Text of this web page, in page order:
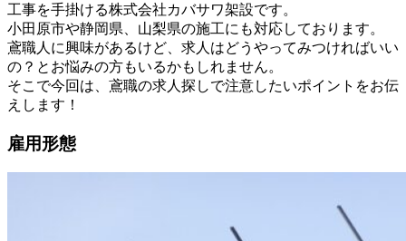
工事を手掛ける株式会社カバサワ架設です。
小田原市や静岡県、山梨県の施工にも対応しております。
鳶職人に興味があるけど、求人はどうやってみつければいい
の？とお悩みの方もいるかもしれません。
そこで今回は、鳶職の求人探しで注意したいポイントをお伝
えします！
雇用形態